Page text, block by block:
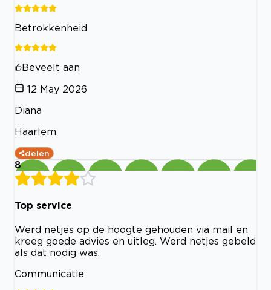
Betrokkenheid
Beveelt aan
12 May 2026
Diana
Haarlem
delen
8
Top service
Werd netjes op de hoogte gehouden via mail en
kreeg goede advies en uitleg. Werd netjes gebeld
als dat nodig was.
Communicatie